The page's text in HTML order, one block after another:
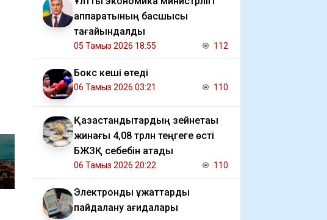
аппаратының басшысы
тағайындалды
05 Тамыз 2026 18:55 112
Бокс кеші өтеді
06 Тамыз 2026 03:21 110
Қазақстандықтардың зейнетақы
жинағы 4,08 трлн теңгеге өсті
БЖЗҚ себебін атады
06 Тамыз 2026 20:22 110
Электрондық құжаттарды
пайдалану қағидалары